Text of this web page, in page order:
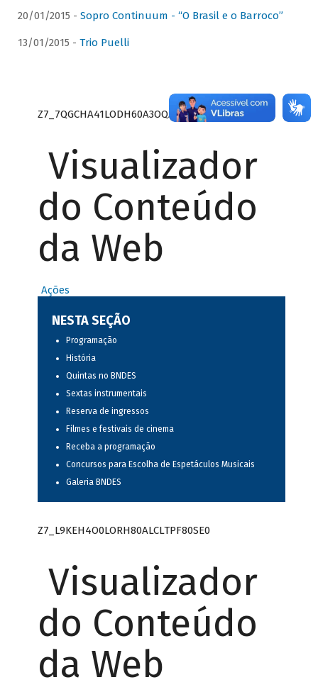
20/01/2015 - Sopro Continuum - “O Brasil e o Barroco”
13/01/2015 - Trio Puelli
Z7_7QGCHA41LODH60A3OQA8RN1415
Visualizador
do Conteúdo
da Web
Ações
NESTA SEÇÃO
Programação
História
Quintas no BNDES
Sextas instrumentais
Reserva de ingressos
Filmes e festivais de cinema
Receba a programação
Concursos para Escolha de Espetáculos Musicais
Galeria BNDES
Z7_L9KEH4O0LORH80ALCLTPF80SE0
Visualizador
do Conteúdo
da Web